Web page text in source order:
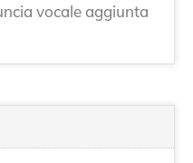
vocale aggiunta